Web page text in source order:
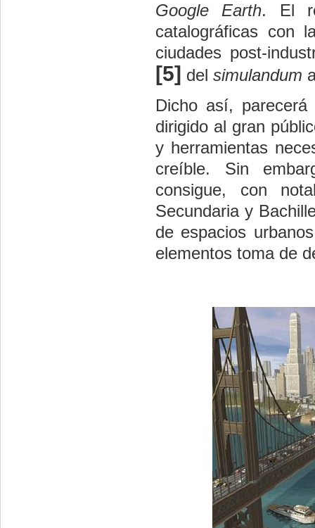
Google Earth. El
catalográficas con
ciudades post-
[5] del simulandum
Dicho así,
dirigido al gran
y herramientas
creíble. Sin
consigue, con
Secundaria y
de espacios
elementos toma de